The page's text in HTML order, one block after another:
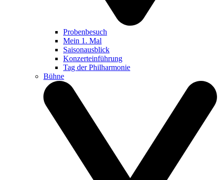
Probenbesuch
Mein 1. Mal
Saisonausblick
Konzerteinführung
Tag der Philharmonie
Bühne